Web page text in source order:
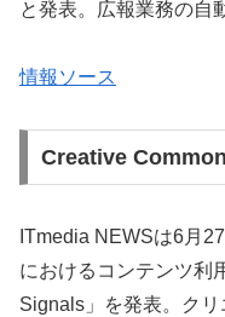
と発表。広報業務の自
情報ソース
Creative
ITmedia NEWSは6月
におけるコンテンツ利
Signals」を発表。ク